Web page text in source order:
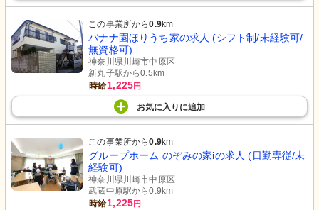
この事業所から0.9km
バナナ園ほりうち家の求人 (シフト制/未経験可/
無資格可)
神奈川県川崎市中原区
新丸子駅から0.5km
時給1,225円
お気に入り に追加
この事業所から0.9km
グループホーム のぞみの家iの求人 (日勤専従/未
経験可)
神奈川県川崎市中原区
武蔵中原駅から0.9km
時給1,225円